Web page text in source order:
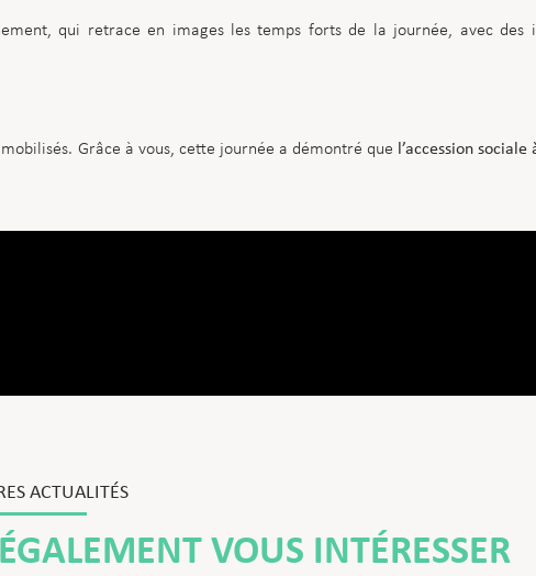
qui retrace en images les temps forts de la journée, avec des
Grâce à vous, cette journée a démontré que l’accession
ACTUALITÉS
VOUS INTÉRESSER